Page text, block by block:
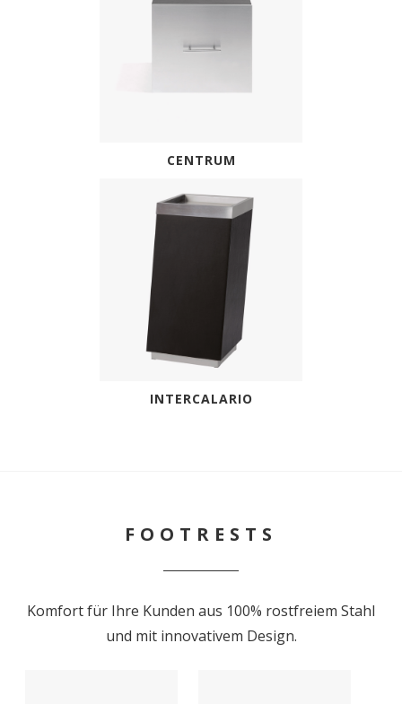
CENTRUM
INTERCALARIO
FOOTRESTS
Komfort für Ihre Kunden aus 100% rostfreiem Stahl
und mit innovativem Design.